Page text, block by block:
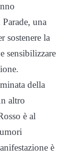
una
sostenere la
sensibilizzare
della
altro
è al
è